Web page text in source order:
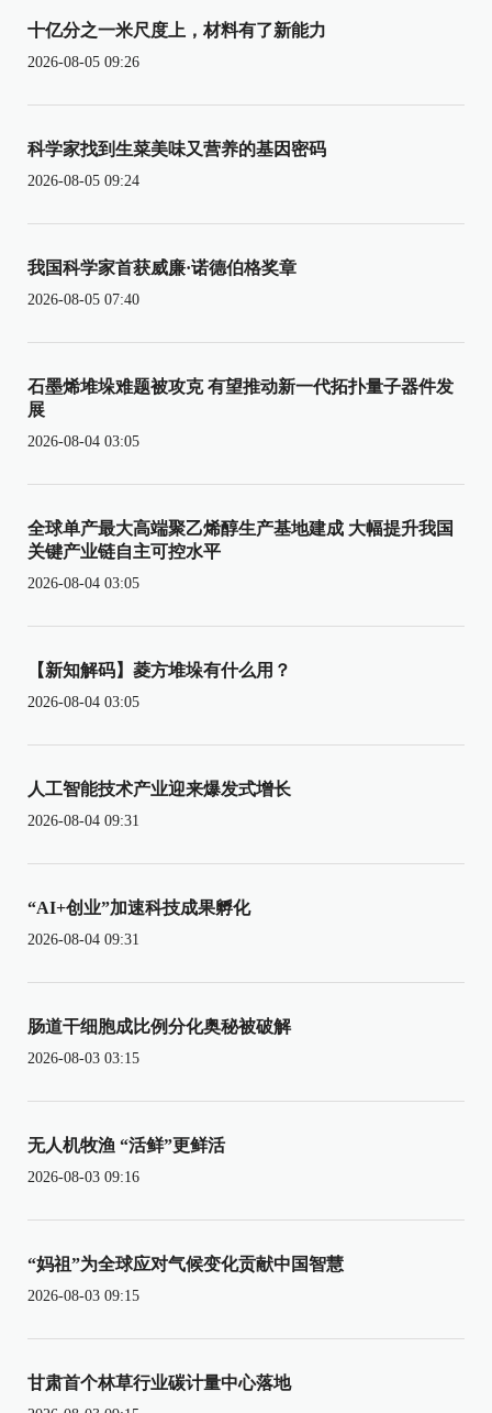
十亿分之一米尺度上，材料有了新能力
2026-08-05 09:26
科学家找到生菜美味又营养的基因密码
2026-08-05 09:24
我国科学家首获威廉·诺德伯格奖章
2026-08-05 07:40
石墨烯堆垛难题被攻克 有望推动新一代拓扑量子器件发
展
2026-08-04 03:05
全球单产最大高端聚乙烯醇生产基地建成 大幅提升我国
关键产业链自主可控水平
2026-08-04 03:05
【新知解码】菱方堆垛有什么用？
2026-08-04 03:05
人工智能技术产业迎来爆发式增长
2026-08-04 09:31
“AI+创业”加速科技成果孵化
2026-08-04 09:31
肠道干细胞成比例分化奥秘被破解
2026-08-03 03:15
无人机牧渔 “活鲜”更鲜活
2026-08-03 09:16
“妈祖”为全球应对气候变化贡献中国智慧
2026-08-03 09:15
甘肃首个林草行业碳计量中心落地